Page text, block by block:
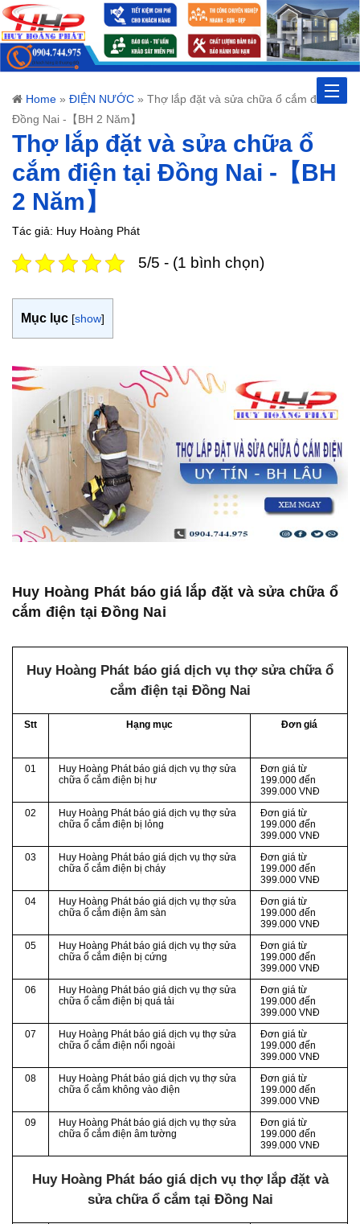
Toggle
Home » ĐIỆN NƯỚC » Thợ lắp đặt và sửa chữa ổ cắm điện tại
Đồng Nai -【BH 2 Năm】
Thợ lắp đặt và sửa chữa ổ
cắm điện tại Đồng Nai -【BH
2 Năm】
Tác giả: Huy Hoàng Phát
5/5 - (1 bình chọn)
Mục lục [show]
Huy Hoàng Phát báo giá lắp đặt và sửa chữa ổ
cắm điện tại Đồng Nai
Huy Hoàng Phát báo giá dịch vụ thợ sửa chữa ổ
cắm điện tại Đồng Nai
Stt Hạng mục Đơn giá
01
Huy Hoàng Phát báo giá dịch vụ thợ sửa
chữa ổ cắm điện bị hư
Đơn giá từ
199.000 đến
399.000 VNĐ
02
Huy Hoàng Phát báo giá dịch vụ thợ sửa
chữa ổ cắm điện bị lỏng
Đơn giá từ
199.000 đến
399.000 VNĐ
03
Huy Hoàng Phát báo giá dịch vụ thợ sửa
chữa ổ cắm điện bị cháy
Đơn giá từ
199.000 đến
399.000 VNĐ
04
Huy Hoàng Phát báo giá dịch vụ thợ sửa
chữa ổ cắm điện âm sàn
Đơn giá từ
199.000 đến
399.000 VNĐ
05
Huy Hoàng Phát báo giá dịch vụ thợ sửa
chữa ổ cắm điện bị cứng
Đơn giá từ
199.000 đến
399.000 VNĐ
06
Huy Hoàng Phát báo giá dịch vụ thợ sửa
chữa ổ cắm điện bị quá tải
Đơn giá từ
199.000 đến
399.000 VNĐ
07
Huy Hoàng Phát báo giá dịch vụ thợ sửa
chữa ổ cắm điện nổi ngoài
Đơn giá từ
199.000 đến
399.000 VNĐ
08
Huy Hoàng Phát báo giá dịch vụ thợ sửa
chữa ổ cắm không vào điện
Đơn giá từ
199.000 đến
399.000 VNĐ
09
Huy Hoàng Phát báo giá dịch vụ thợ sửa
chữa ổ cắm điện âm tường
Đơn giá từ
199.000 đến
399.000 VNĐ
Huy Hoàng Phát báo giá dịch vụ thợ lắp đặt và
sửa chữa ổ cắm tại Đồng Nai